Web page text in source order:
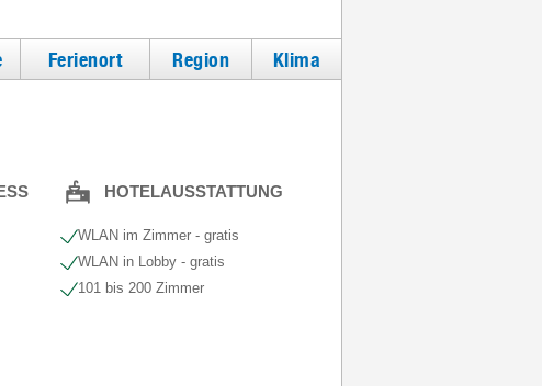
Ferienort Region Klima
HOTELAUSSTATTUNG
WLAN im Zimmer - gratis
WLAN in Lobby - gratis
101 bis 200 Zimmer